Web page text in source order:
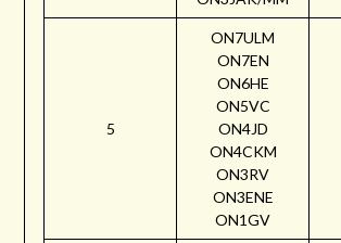
5
ON7ULM
ON7EN
ON6HE
ON5VC
ON4JD
ON4CKM
ON3RV
ON3ENE
ON1GV